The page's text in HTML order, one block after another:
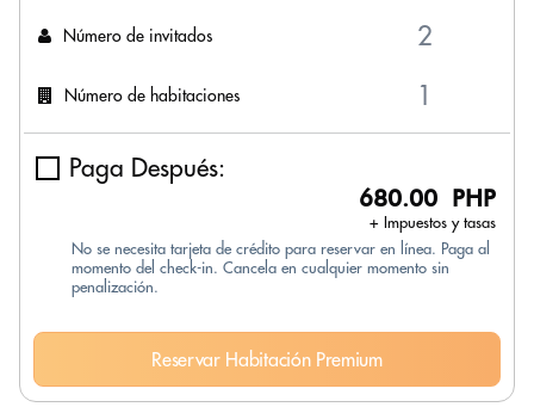
Número de invitados
Número de habitaciones
Paga Después:
680.00 PHP
+ Impuestos y tasas
No se necesita tarjeta de crédito para reservar en línea. Paga al
momento del check-in. Cancela en cualquier momento sin
penalización.
Reservar Habitación Premium